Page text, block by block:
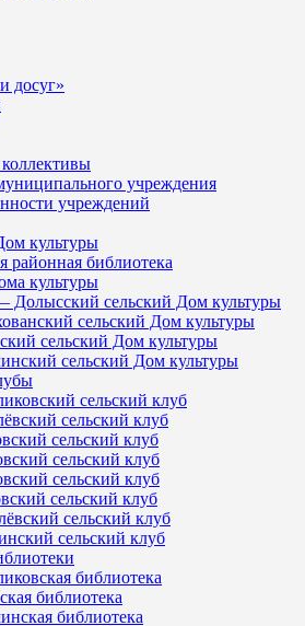
досуг»
учреждения
учреждений
культуры
районная библиотека
культуры
Долысский сельский Дом культуры
сельский Дом культуры
сельский Дом культуры
сельский Дом культуры
сельский клуб
сельский клуб
сельский клуб
сельский клуб
сельский клуб
сельский клуб
сельский клуб
сельский клуб
библиотека
библиотека
библиотека